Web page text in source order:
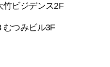
竹ビジデンス2F
むつみビル3F